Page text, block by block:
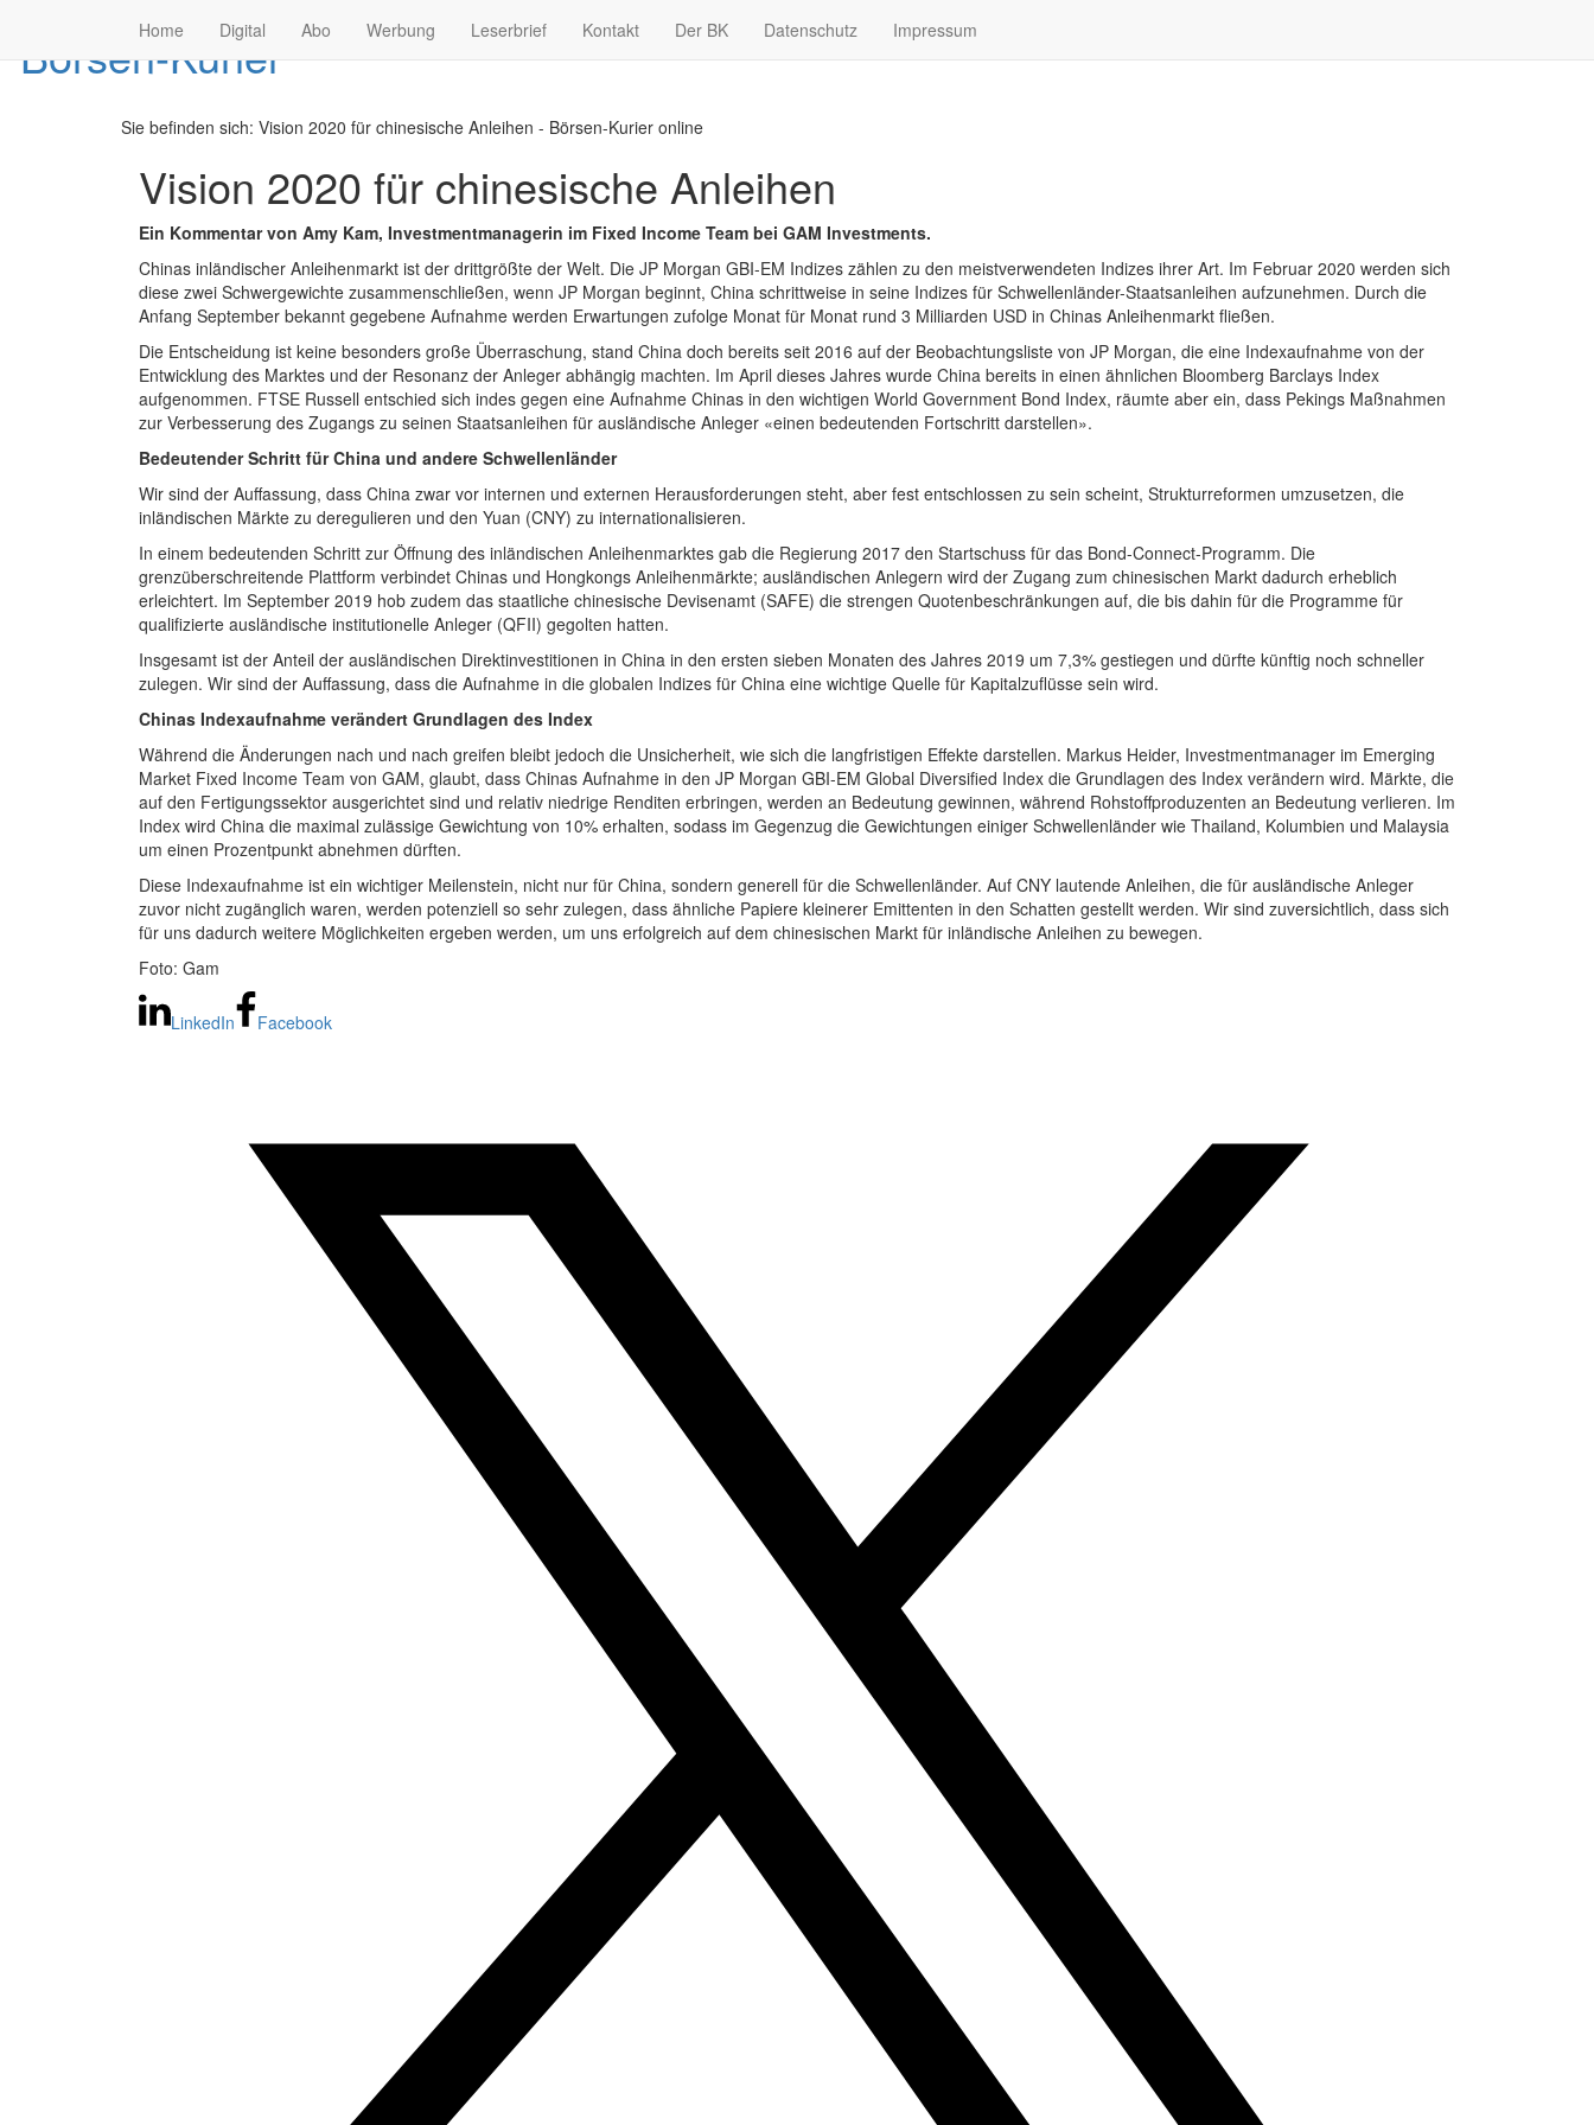
Home Digital Abo Werbung Leserbrief Kontakt Der BK Datenschutz Impressum
Sie befinden sich: Vision 2020 für chinesische Anleihen - Börsen-Kurier online
Vision 2020 für chinesische Anleihen
Ein Kommentar von Amy Kam, Investmentmanagerin im Fixed Income Team bei GAM Investments.
Chinas inländischer Anleihenmarkt ist der drittgrößte der Welt. Die JP Morgan GBI-EM Indizes zählen zu den meistverwendeten Indizes ihrer Art. Im Februar 2020 werden sich
diese zwei Schwergewichte zusammenschließen, wenn JP Morgan beginnt, China schrittweise in seine Indizes für Schwellenländer-Staatsanleihen aufzunehmen. Durch die
Anfang September bekannt gegebene Aufnahme werden Erwartungen zufolge Monat für Monat rund 3 Milliarden USD in Chinas Anleihenmarkt fließen.
Die Entscheidung ist keine besonders große Überraschung, stand China doch bereits seit 2016 auf der Beobachtungsliste von JP Morgan, die eine Indexaufnahme von der
Entwicklung des Marktes und der Resonanz der Anleger abhängig machten. Im April dieses Jahres wurde China bereits in einen ähnlichen Bloomberg Barclays Index
aufgenommen. FTSE Russell entschied sich indes gegen eine Aufnahme Chinas in den wichtigen World Government Bond Index, räumte aber ein, dass Pekings Maßnahmen
zur Verbesserung des Zugangs zu seinen Staatsanleihen für ausländische Anleger «einen bedeutenden Fortschritt darstellen».
Bedeutender Schritt für China und andere Schwellenländer
Wir sind der Auffassung, dass China zwar vor internen und externen Herausforderungen steht, aber fest entschlossen zu sein scheint, Strukturreformen umzusetzen, die
inländischen Märkte zu deregulieren und den Yuan (CNY) zu internationalisieren.
In einem bedeutenden Schritt zur Öffnung des inländischen Anleihenmarktes gab die Regierung 2017 den Startschuss für das Bond-Connect-Programm. Die
grenzüberschreitende Plattform verbindet Chinas und Hongkongs Anleihenmärkte; ausländischen Anlegern wird der Zugang zum chinesischen Markt dadurch erheblich
erleichtert. Im September 2019 hob zudem das staatliche chinesische Devisenamt (SAFE) die strengen Quotenbeschränkungen auf, die bis dahin für die Programme für
qualifizierte ausländische institutionelle Anleger (QFII) gegolten hatten.
Insgesamt ist der Anteil der ausländischen Direktinvestitionen in China in den ersten sieben Monaten des Jahres 2019 um 7,3% gestiegen und dürfte künftig noch schneller
zulegen. Wir sind der Auffassung, dass die Aufnahme in die globalen Indizes für China eine wichtige Quelle für Kapitalzuflüsse sein wird.
Chinas Indexaufnahme verändert Grundlagen des Index
Während die Änderungen nach und nach greifen bleibt jedoch die Unsicherheit, wie sich die langfristigen Effekte darstellen. Markus Heider, Investmentmanager im Emerging
Market Fixed Income Team von GAM, glaubt, dass Chinas Aufnahme in den JP Morgan GBI-EM Global Diversified Index die Grundlagen des Index verändern wird. Märkte, die
auf den Fertigungssektor ausgerichtet sind und relativ niedrige Renditen erbringen, werden an Bedeutung gewinnen, während Rohstoffproduzenten an Bedeutung verlieren. Im
Index wird China die maximal zulässige Gewichtung von 10% erhalten, sodass im Gegenzug die Gewichtungen einiger Schwellenländer wie Thailand, Kolumbien und Malaysia
um einen Prozentpunkt abnehmen dürften.
Diese Indexaufnahme ist ein wichtiger Meilenstein, nicht nur für China, sondern generell für die Schwellenländer. Auf CNY lautende Anleihen, die für ausländische Anleger
zuvor nicht zugänglich waren, werden potenziell so sehr zulegen, dass ähnliche Papiere kleinerer Emittenten in den Schatten gestellt werden. Wir sind zuversichtlich, dass sich
für uns dadurch weitere Möglichkeiten ergeben werden, um uns erfolgreich auf dem chinesischen Markt für inländische Anleihen zu bewegen.
Foto: Gam
LinkedIn Facebook